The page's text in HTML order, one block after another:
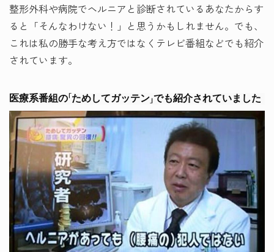
整形外科や病院でヘルニアと診断されているあなたからす
ると「そんなわけない！」と思うかもしれません。でも、
これは私の勝手な考え方ではなくテレビ番組などでも紹介
されています。
医療系番組の「ためしてガッテン」でも紹介されていました